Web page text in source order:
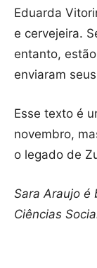
Eduarda
e cervejeira.
entanto,
enviaram
Esse texto é
novembro,
o legado de
Sara Araujo é
Ciências